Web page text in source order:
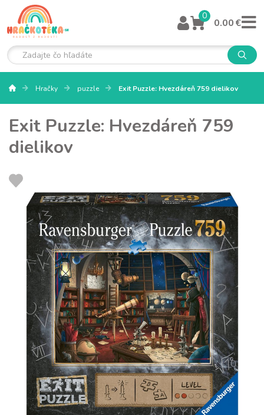
0
0.00 €
Hračky puzzle Exit Puzzle: Hvezdáreň 759 dielikov
Exit Puzzle: Hvezdáreň 759
dielikov